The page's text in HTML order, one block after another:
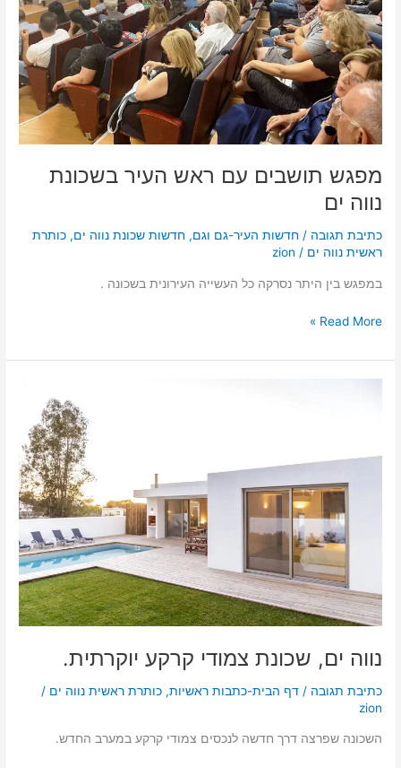
מפגש תושבים עם ראש העיר בשכונת
נווה ים
כתיבת תגובה /חדשות העיר-גם וגם,חדשות שכונת נווה ים,כותרת
ראשית נווה ים /
zion
במפגש בין היתר נסרקה כל העשייה העירונית בשכונה .
העיר
בשכונת
נווה
ים
Read More »
נווה ים, שכונת צמודי קרקע יוקרתית.
כתיבת תגובה /דף הבית-כתבות ראשיות,כותרת ראשית נווה ים /
zion
השכונה שפרצה דרך חדשה לנכסים צמודי קרקע במערב החדש.
יוקרתית.